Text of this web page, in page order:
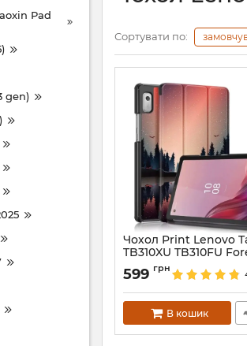
Pad
gen)
Сортувати по:
Чохол Print Lenovo
TB310XU TB310FU
Артикул:6735
599 грн
В кошик